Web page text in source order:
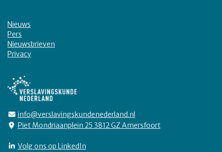
Nieuws
Pers
Nieuwsbrieven
Privacy
info@verslavingskundenederland.nl
Piet Mondriaanplein 25 3812 GZ Amersfoort
Volg ons op LinkedIn